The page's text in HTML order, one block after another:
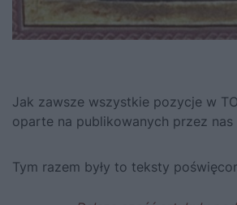
Jak zawsze wszystkie pozycje w
oparte na publikowanych przez nas
Tym razem były to teksty